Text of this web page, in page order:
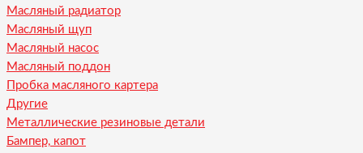
Масляный радиатор
Масляный щуп
Масляный насос
Масляный поддон
Пробка масляного картера
Другие
Металлические резиновые детали
Бампер, капот